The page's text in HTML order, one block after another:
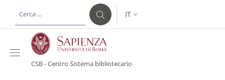
al contenuto principale
SELETTORE LINGUA:
IT
CSB - Centro Sistema bibliotecario